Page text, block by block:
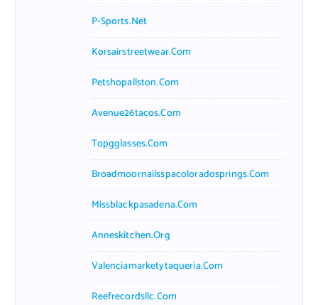
P-Sports.net
Korsairstreetwear.com
Petshopallston.com
Avenue26tacos.com
Topgglasses.com
Broadmoornailsspacoloradosprings.com
Missblackpasadena.com
Anneskitchen.org
Valenciamarketytaqueria.com
Reefrecordsllc.com